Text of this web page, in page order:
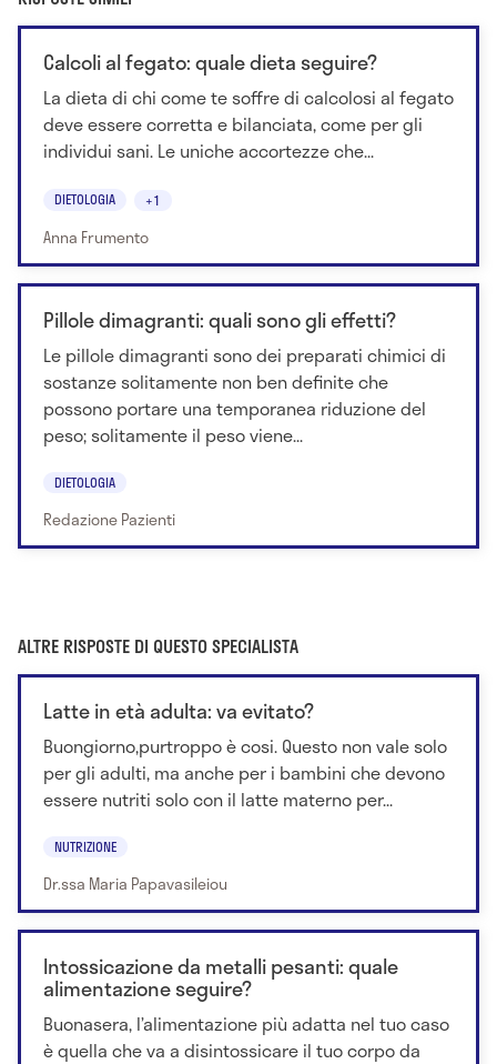
Calcoli al fegato: quale dieta seguire?
La dieta di chi come te soffre di calcolosi al fegato
deve essere corretta e bilanciata, come per gli
individui sani. Le uniche accortezze che...
DIETOLOGIA +1
Anna Frumento
Pillole dimagranti: quali sono gli effetti?
Le pillole dimagranti sono dei preparati chimici di
sostanze solitamente non ben definite che
possono portare una temporanea riduzione del
peso; solitamente il peso viene...
DIETOLOGIA
Redazione Pazienti
ALTRE RISPOSTE DI QUESTO SPECIALISTA
Latte in età adulta: va evitato?
Buongiorno,purtroppo è cosi. Questo non vale solo
per gli adulti, ma anche per i bambini che devono
essere nutriti solo con il latte materno per...
NUTRIZIONE
Dr.ssa Maria Papavasileiou
Intossicazione da metalli pesanti: quale
alimentazione seguire?
Buonasera, l’alimentazione più adatta nel tuo caso
è quella che va a disintossicare il tuo corpo da